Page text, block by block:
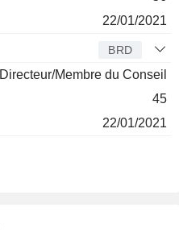
22/01/2021
BRD
Directeur/Membre du Conseil
45
22/01/2021